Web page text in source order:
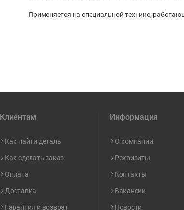
Применяется на специальной технике,
Клиентам
Как найти деталь
Как сделать заказ
Оплата
Доставка
Гарантия и возврат
Информация
О компании
Реквизиты
Контакты
Вакансии
Новости